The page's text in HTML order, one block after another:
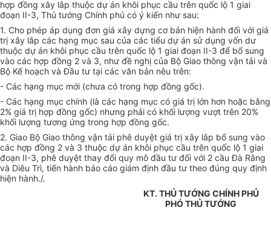
hợp đồng xây lắp thuộc dự án khôi phục cầu trên quốc lộ 1 giai
đoạn II-3, Thủ tướng Chính phủ có ý kiến như sau:
1. Cho phép áp dụng đơn giá xây dựng cơ bản hiện hành đối với giá
trị xây lắp các hạng mục sau của các tiểu dự án sử dụng vốn dư
thuộc dự án khôi phục cầu trên quốc lộ 1 giai đoạn II-3 để bổ sung
vào các hợp đồng 2 và 3, như đề nghị của Bộ Giao thông vận tải và
Bộ Kế hoạch và Đầu tư tại các văn bản nêu trên:
- Các hạng mục mới (chưa có trong hợp đồng gốc).
- Các hạng mục chính (là các hạng mục có giá trị lớn hơn hoặc bằng
2% giá trị hợp đồng gốc) nhưng phải có khối lượng vượt trên 20%
khối lượng tương ứng trong hợp đồng gốc.
2. Giao Bộ Giao thông vận tải phê duyệt giá trị xây lắp bổ sung vào
các hợp đồng 2 và 3 thuộc dự án khôi phục cầu trên quốc lộ 1 giai
đoạn II-3, phê duyệt thay đổi quy mô đầu tư đối với 2 cầu Đà Rằng
và Diêu Trì, tiến hành báo cáo giám định đầu tư theo đúng quy định
hiện hành./.
KT. THỦ TƯỚNG CHÍNH PHỦ
PHÓ THỦ TƯỚNG